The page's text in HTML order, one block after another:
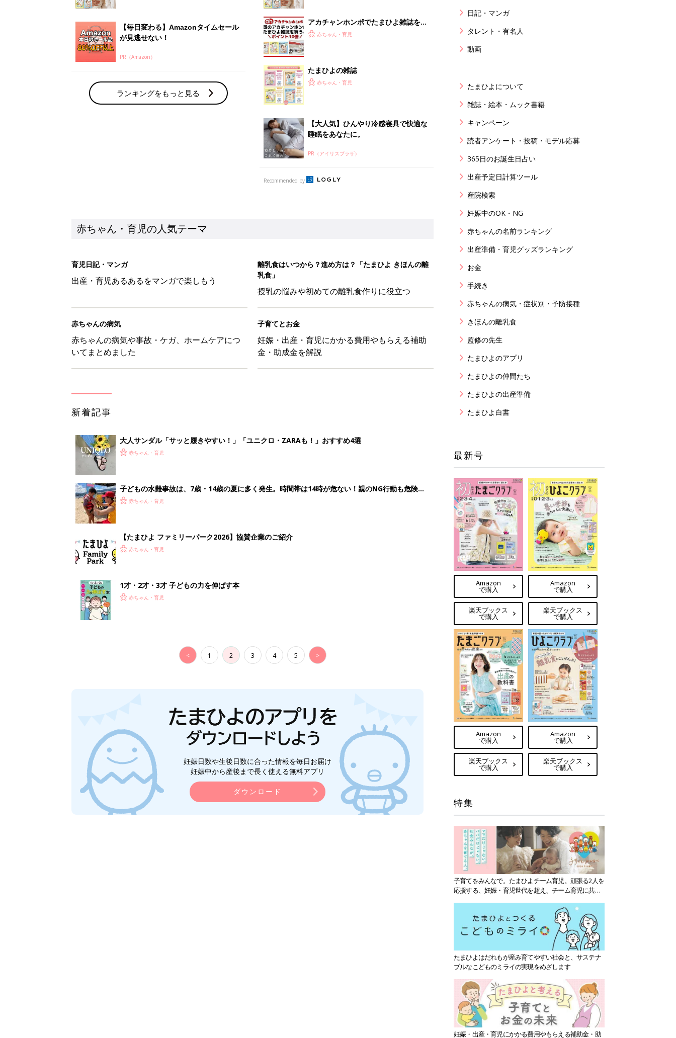
【毎日変わる】Amazonタイムセール
が見逃せない！
PR（Amazon）
ランキングをもっと見る
アカチャンホンポでたまひよ雑誌を買
うとポイント10倍【期間限定】
赤ちゃん・育児
たまひよの雑誌
赤ちゃん・育児
【大人気】ひんやり冷感寝具で快適な
睡眠をあなたに。
PR（アイリスプラザ）
Recommended by
赤ちゃん・育児の人気テーマ
育児日記・マンガ
出産・育児あるあるをマンガで楽しもう
離乳食はいつから？進め方は？「たまひよ きほんの離
乳食」
授乳の悩みや初めての離乳食作りに役立つ
赤ちゃんの病気
赤ちゃんの病気や事故・ケガ、ホームケアにつ
いてまとめました
子育てとお金
妊娠・出産・育児にかかる費用やもらえる補助
金・助成金を解説
新着記事
大人サンダル「サッと履きやすい！」「ユニクロ・ZARAも！」おすすめ4選
赤ちゃん・育児
子どもの水難事故は、7歳・14歳の夏に多く発生。時間帯は14時が危ない！親のNG行動も危険を
まねく【専門家】
赤ちゃん・育児
【たまひよ ファミリーパーク2026】協賛企業のご紹介
赤ちゃん・育児
1才・2才・3才 子どもの力を伸ばす本
赤ちゃん・育児
< 1 2 3 4 5 >
妊娠日数や生後日数に合った情報を毎日お届け
妊娠中から産後まで長く使える無料アプリ
ダウンロード
日記・マンガ
タレント・有名人
動画
たまひよについて
雑誌・絵本・ムック書籍
キャンペーン
読者アンケート・投稿・モデル応募
365日のお誕生日占い
出産予定日計算ツール
産院検索
妊娠中のOK・NG
赤ちゃんの名前ランキング
出産準備・育児グッズランキング
お金
手続き
赤ちゃんの病気・症状別・予防接種
きほんの離乳食
監修の先生
たまひよのアプリ
たまひよの仲間たち
たまひよの出産準備
たまひよ白書
最新号
Amazon
で購入
楽天ブックス
で購入
Amazon
で購入
楽天ブックス
で購入
Amazon
で購入
楽天ブックス
で購入
Amazon
で購入
楽天ブックス
で購入
特集
子育てをみんなで。たまひよチーム育児。頑張る2人を
応援する、妊娠・育児世代を超え、チーム育児に共感
たまひよはだれもが産み育てやすい社会と、サステナ
ブルなこどものミライの実現をめざします
妊娠・出産・育児にかかる費用やもらえる補助金・助